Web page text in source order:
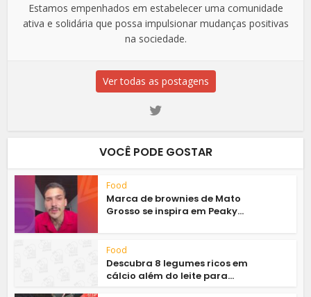
Estamos empenhados em estabelecer uma comunidade
ativa e solidária que possa impulsionar mudanças positivas
na sociedade.
Ver todas as postagens
VOCÊ PODE GOSTAR
Food
Marca de brownies de Mato
Grosso se inspira em Peaky...
Food
Descubra 8 legumes ricos em
cálcio além do leite para...